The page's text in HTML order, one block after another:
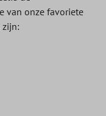
van onze favoriete
zijn: